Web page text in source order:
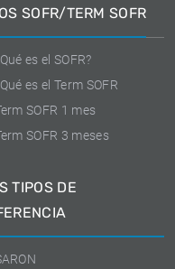
SOFR/TERM SOFR
es el SOFR?
es el Term SOFR
SOFR 1 mes
SOFR 3 meses
TIPOS DE